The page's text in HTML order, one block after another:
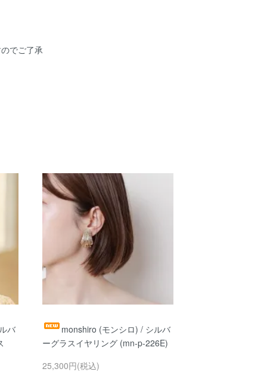
でご了承
バ
monshiro (モンシロ) / シルバ
ーグラスイヤリング (mn-p-226E)
25,300円(税込)